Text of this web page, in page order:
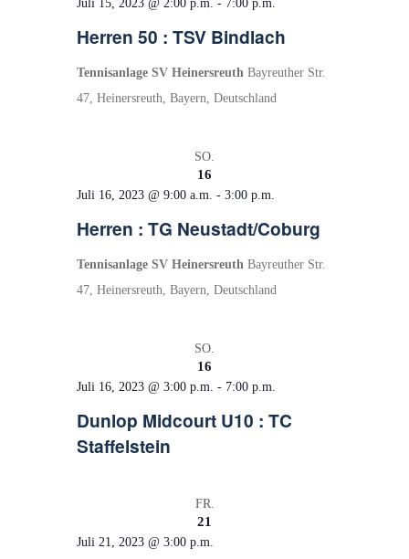
Herren 50 : TSV Bindlach
Juli 15, 2023 @ 2:00 p.m. - 7:00 p.m.
Tennisanlage SV Heinersreuth Bayreuther Str.
47, Heinersreuth, Bayern, Deutschland
SO.
16
Herren : TG Neustadt/Coburg
Juli 16, 2023 @ 9:00 a.m. - 3:00 p.m.
Tennisanlage SV Heinersreuth Bayreuther Str.
47, Heinersreuth, Bayern, Deutschland
SO.
16
Dunlop Midcourt U10 : TC
Staffelstein
Juli 16, 2023 @ 3:00 p.m. - 7:00 p.m.
FR.
21
Juli 21, 2023 @ 3:00 p.m.